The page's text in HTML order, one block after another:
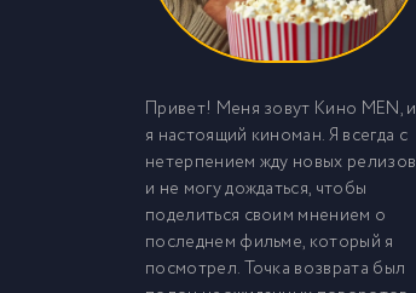
Привет! Меня зовут Кино MEN, и
я настоящий киноман. Я всегда с
нетерпением жду новых релизов
и не могу дождаться, чтобы
поделиться своим мнением о
последнем фильме, который я
посмотрел. Точка возврата был